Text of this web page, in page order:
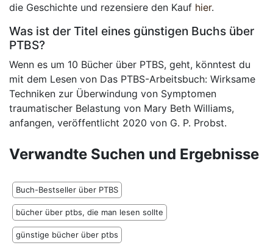
die Geschichte und rezensiere den Kauf hier.
Was ist der Titel eines günstigen Buchs über
PTBS?
Wenn es um 10 Bücher über PTBS, geht, könntest du
mit dem Lesen von Das PTBS-Arbeitsbuch: Wirksame
Techniken zur Überwindung von Symptomen
traumatischer Belastung von Mary Beth Williams,
anfangen, veröffentlicht 2020 von G. P. Probst.
Verwandte Suchen und Ergebnisse
Buch-Bestseller über PTBS
bücher über ptbs, die man lesen sollte
günstige bücher über ptbs